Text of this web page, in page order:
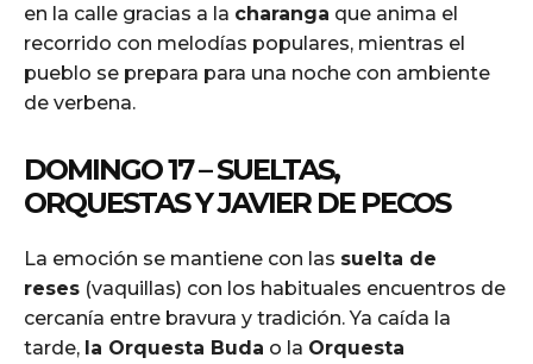
en la calle gracias a la charanga que anima el
recorrido con melodías populares, mientras el
pueblo se prepara para una noche con ambiente
de verbena.
DOMINGO 17 – SUELTAS,
ORQUESTAS Y JAVIER DE PECOS
La emoción se mantiene con las suelta de
reses (vaquillas) con los habituales encuentros de
cercanía entre bravura y tradición. Ya caída la
tarde, la Orquesta Buda o la Orquesta